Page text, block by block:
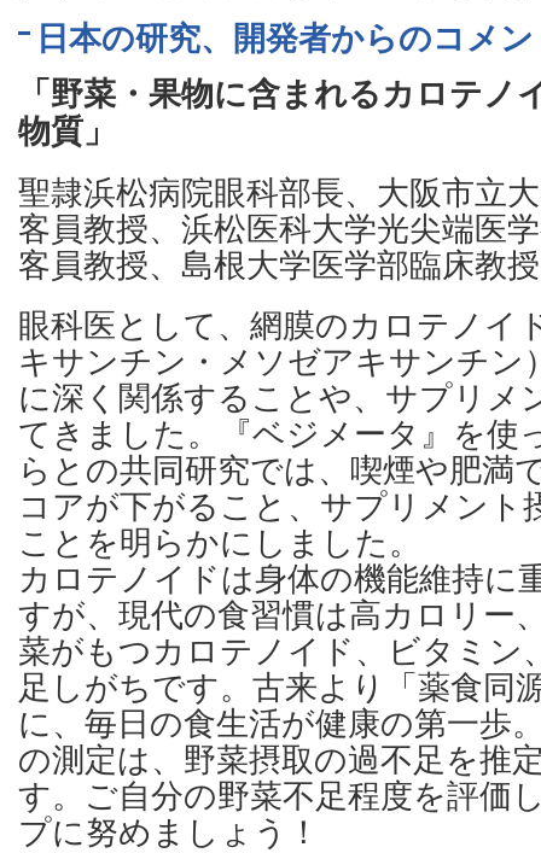
日本の研究、開発者からのコメ
「野菜・果物に含まれるカロテノ
物質」
聖隷浜松病院眼科部長、大阪市立
客員教授、浜松医科大学光尖端医
客員教授、島根大学医学部臨床
眼科医として、網膜のカロテノイ
キサンチン・メソゼアキサンチン
に深く関係することや、サプリメ
てきました。『ベジメータ』を使
らとの共同研究では、喫煙や肥満
コアが下がること、サプリメント
ことを明らかにしました。
カロテノイドは身体の機能維持に
すが、現代の食習慣は高カロリー
菜がもつカロテノイド、ビタミン
足しがちです。古来より「薬食同
に、毎日の食生活が健康の第一歩
の測定は、野菜摂取の過不足を推
す。ご自分の野菜不足程度を評価
プに努めましょう！